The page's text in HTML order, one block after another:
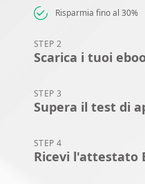
Risparmia fino al 30%
STEP 2
Scarica i tuoi
STEP 3
Supera il test di
STEP 4
Ricevi l'attestato